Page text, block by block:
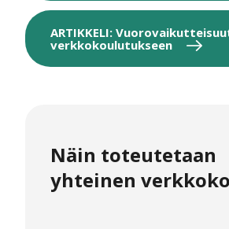
ARTIKKELI:
verkkokoulutukseen
Näin toteutetaan
yhteinen